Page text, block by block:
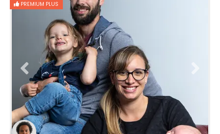
PREMIUM PLUS